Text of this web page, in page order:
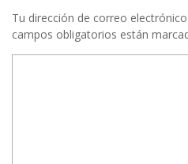
Tu dirección de correo
campos obligatorios están